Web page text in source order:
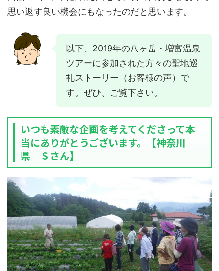
思い返す良い機会にもなったのだと思います。
以下、2019年の八ヶ岳・増富温泉
ツアーに参加された方々の聖地巡
礼ストーリー（お客様の声）で
す。ぜひ、ご覧下さい。
いつも素敵な企画を考えてくださって本
当にありがとうございます。【神奈川
県 Ｓさん】